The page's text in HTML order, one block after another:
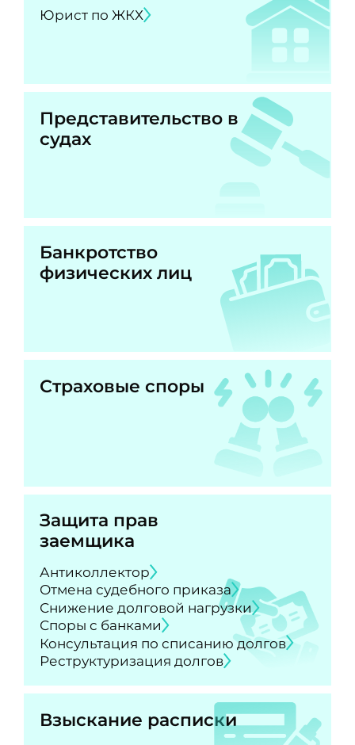
Юрист по ЖКХ
Представительство в
судах
Банкротство
физических лиц
Страховые споры
Защита прав
заемщика
Антиколлектор
Отмена судебного приказа
Снижение долговой нагрузки
Споры с банками
Консультация по списанию долгов
Реструктуризация долгов
Взыскание расписки